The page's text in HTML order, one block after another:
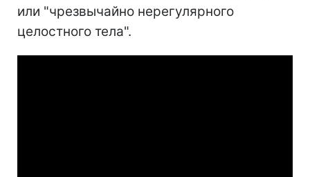
или "чрезвычайно нерегулярного
целостного тела".